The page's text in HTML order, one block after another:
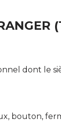
dont le
bouton,